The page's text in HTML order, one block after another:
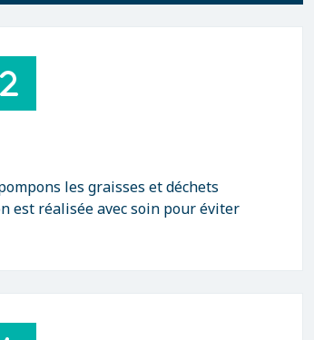
les graisses et déchets
est réalisée avec soin pour éviter